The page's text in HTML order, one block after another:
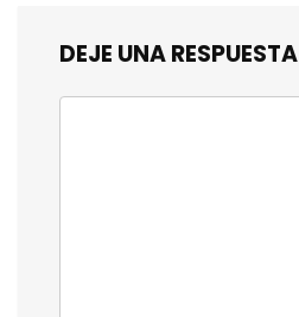
DEJE UNA RESPUESTA